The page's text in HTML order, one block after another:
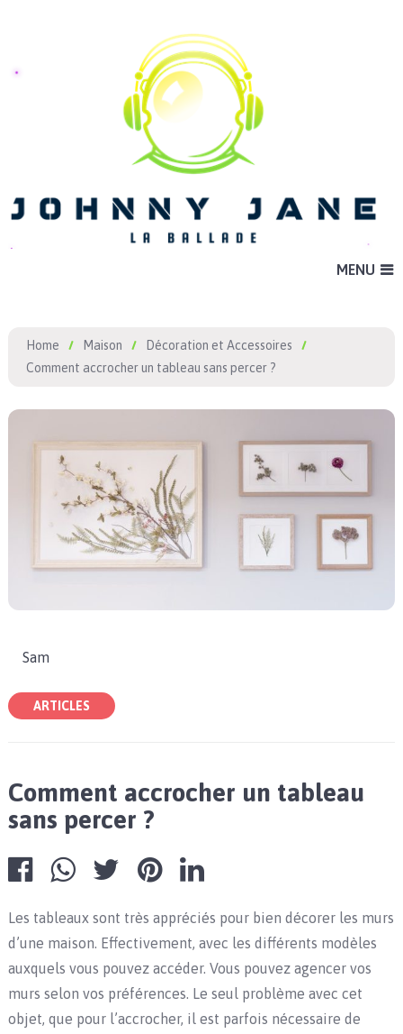
MENU
Home Maison
Décoration et Accessoires
Comment accrocher un tableau sans percer ?
Sam
ARTICLES
Comment accrocher un tableau
sans percer ?
Les tableaux sont très appréciés pour bien décorer les murs
d’une maison. Effectivement, avec les différents modèles
auxquels vous pouvez accéder. Vous pouvez agencer vos
murs selon vos préférences. Le seul problème avec cet
objet, que pour l’accrocher, il est parfois nécessaire de